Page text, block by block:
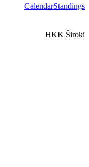
CalendarStandings
HKK Široki